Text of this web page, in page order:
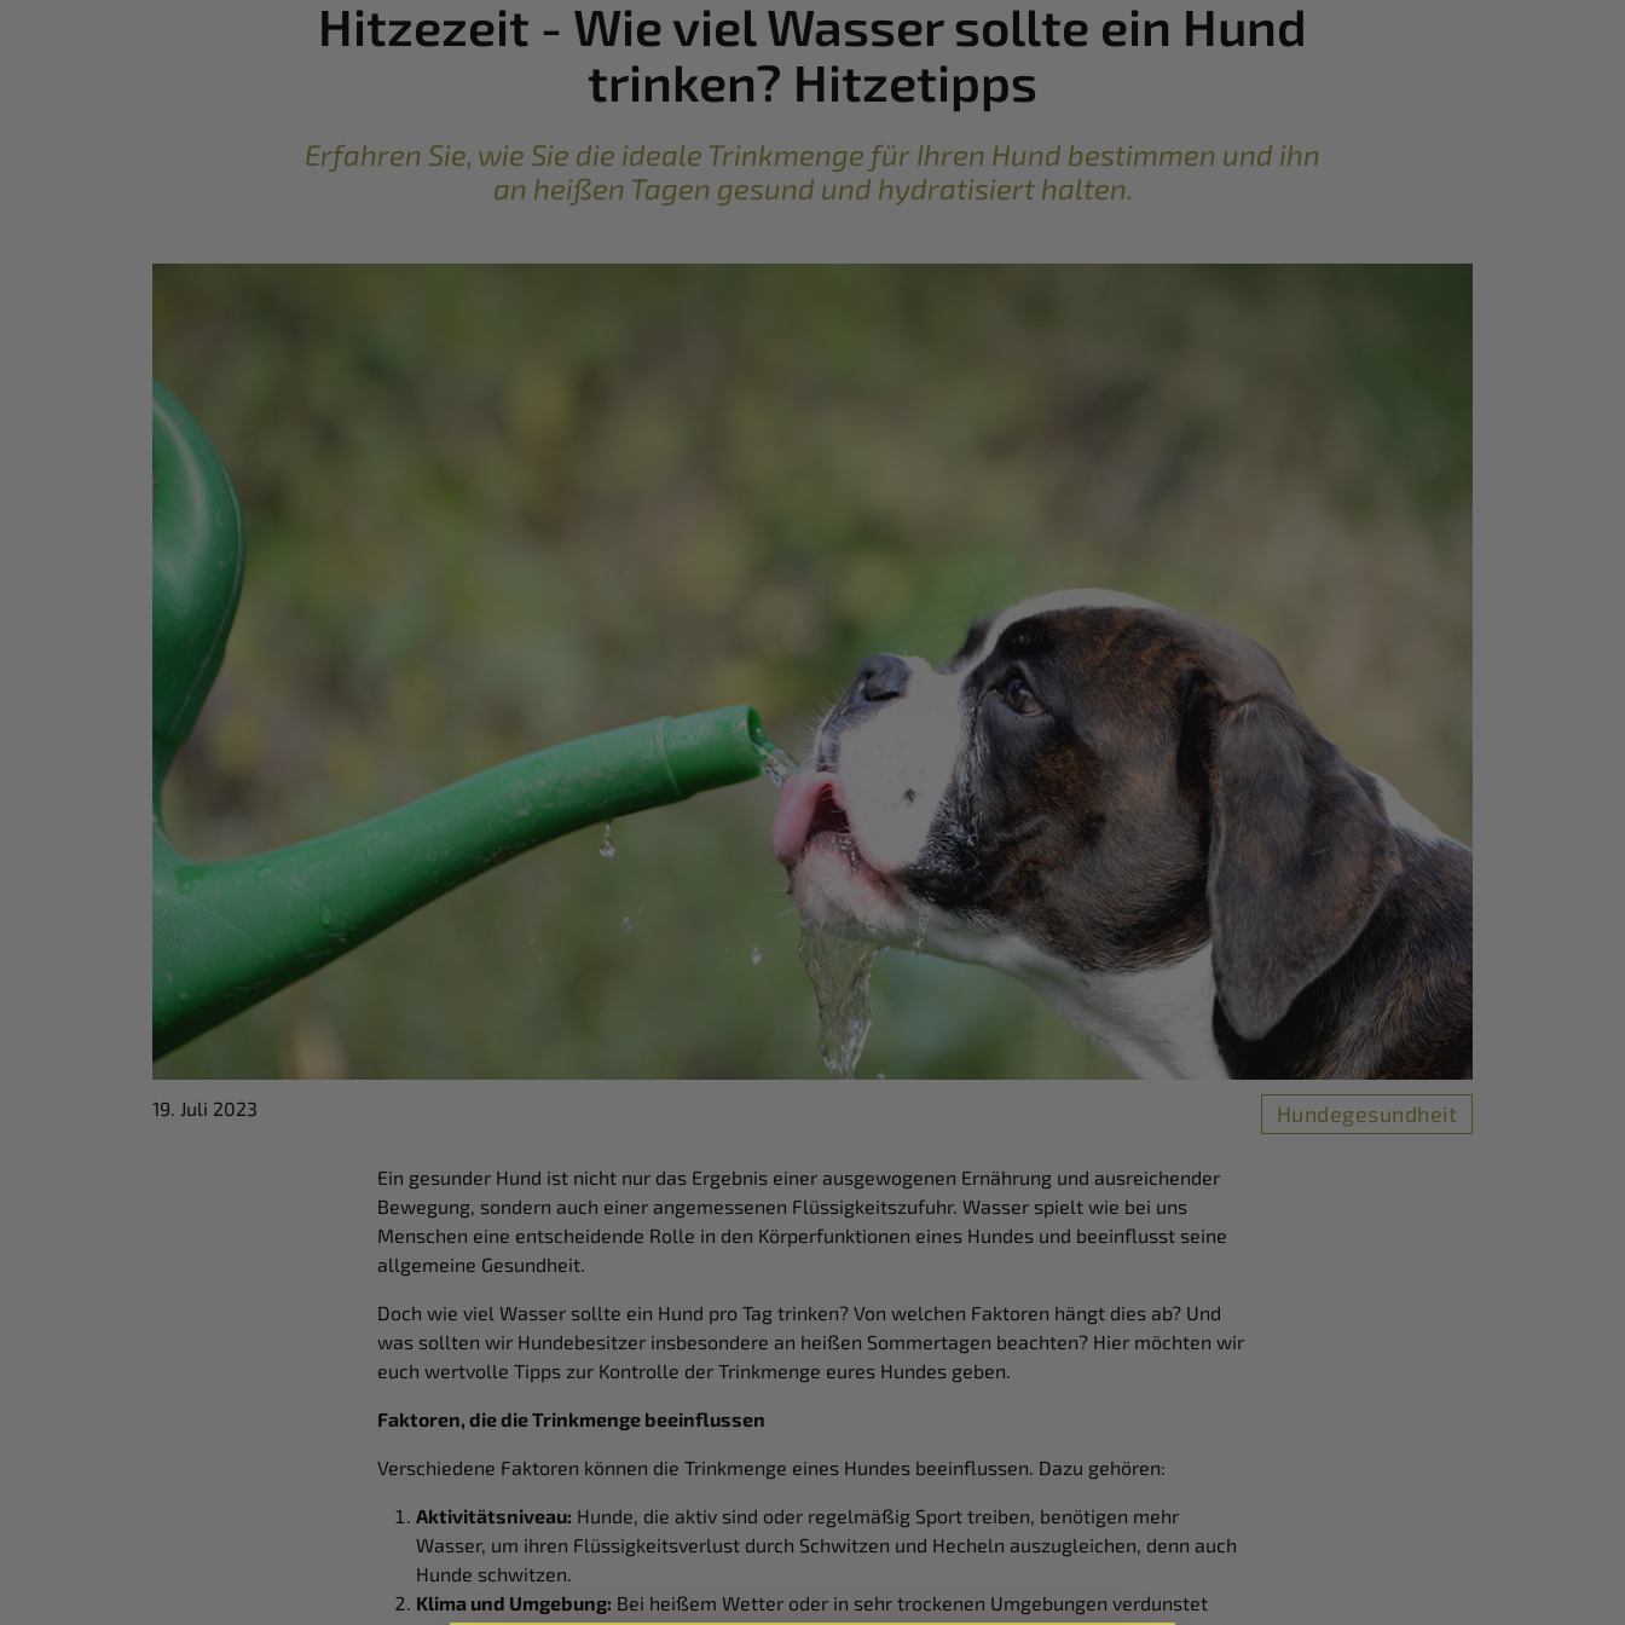
Hitzezeit - Wie viel Wasser sollte ein Hund
trinken? Hitzetipps
Erfahren Sie, wie Sie die ideale Trinkmenge für Ihren Hund bestimmen und ihn
an heißen Tagen gesund und hydratisiert halten.
19. Juli 2023 Hundegesundheit
Ein gesunder Hund ist nicht nur das Ergebnis einer ausgewogenen Ernährung und ausreichender
Bewegung, sondern auch einer angemessenen Flüssigkeitszufuhr. Wasser spielt wie bei uns
Menschen eine entscheidende Rolle in den Körperfunktionen eines Hundes und beeinflusst seine
allgemeine Gesundheit.
Doch wie viel Wasser sollte ein Hund pro Tag trinken? Von welchen Faktoren hängt dies ab? Und
was sollten wir Hundebesitzer insbesondere an heißen Sommertagen beachten? Hier möchten wir
euch wertvolle Tipps zur Kontrolle der Trinkmenge eures Hundes geben.
Faktoren, die die Trinkmenge beeinflussen
Verschiedene Faktoren können die Trinkmenge eines Hundes beeinflussen. Dazu gehören:
Aktivitätsniveau: Hunde, die aktiv sind oder regelmäßig Sport treiben, benötigen mehr
Wasser, um ihren Flüssigkeitsverlust durch Schwitzen und Hecheln auszugleichen, denn auch
Hunde schwitzen.
Klima und Umgebung: Bei heißem Wetter oder in sehr trockenen Umgebungen verdunstet